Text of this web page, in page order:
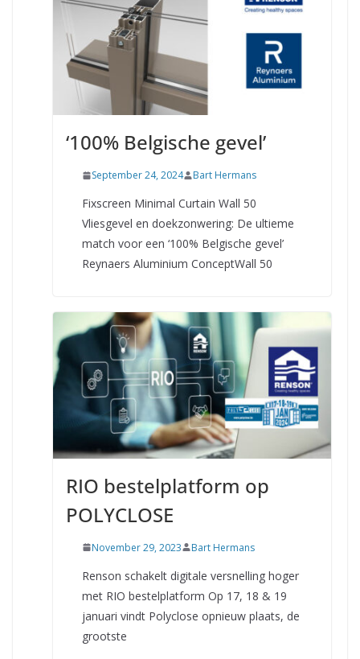
‘100% Belgische gevel’
September 24, 2024 Bart Hermans
Fixscreen Minimal Curtain Wall 50
Vliesgevel en doekzonwering: De ultieme
match voor een ‘100% Belgische gevel’
Reynaers Aluminium ConceptWall 50
RIO bestelplatform op
POLYCLOSE
November 29, 2023 Bart Hermans
Renson schakelt digitale versnelling hoger
met RIO bestelplatform Op 17, 18 & 19
januari vindt Polyclose opnieuw plaats, de
grootste